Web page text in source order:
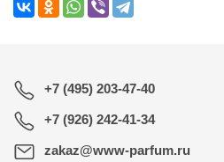
+7 (495) 203-47-40
+7 (926) 242-41-34
zakaz@www-parfum.ru